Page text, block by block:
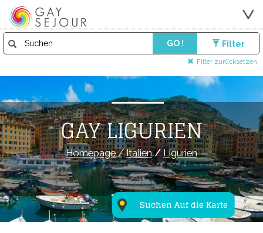
GO ! Filter
Filter zurücksetzen
Suchen Auf die Karte
GAY LIGURIEN
Homepage/Italien/Ligurien